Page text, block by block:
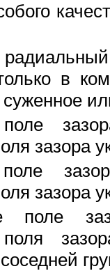
в
зазора
зазора
поле
поля